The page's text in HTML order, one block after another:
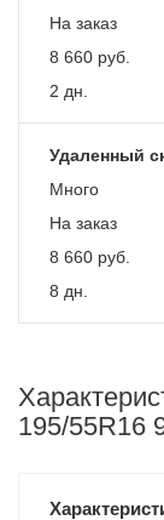
На заказ
8 660 руб.
2 дн.
Удаленный
Много
На заказ
8 660 руб.
8 дн.
195/55R16